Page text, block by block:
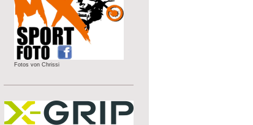
Fotos von Chrissi